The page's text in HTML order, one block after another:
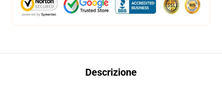
Descrizione